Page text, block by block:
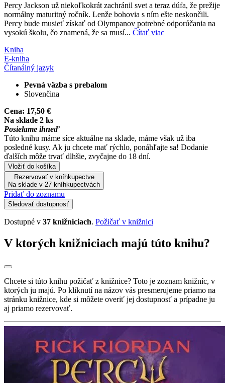
Percy Jackson už niekoľkokrát zachránil svet a teraz dúfa, že prežije
normálny maturitný ročník. Lenže bohovia s ním ešte neskončili.
Percy bude musieť získať od Olympanov potrebné odporúčania na
vysokú školu, čo znamená, že sa musí... Čítať viac
Kniha
E-kniha
Čítanáiný jazyk
Pevná väzba s prebalom
Slovenčina
Cena: 17,50 €
Na sklade 2 ks
Posielame ihneď
Túto knihu máme síce aktuálne na sklade, máme však už iba
posledné kusy. Ak ju chcete mať rýchlo, ponáhľajte sa! Dodanie
ďalších môže trvať dlhšie, zvyčajne do 18 dní.
Vložiť do košíka
Rezervovať v kníhkupectve
Na sklade v 27 kníhkupectvách
Pridať do zoznamu
Sledovať dostupnosť
Dostupné v 37 knižniciach. Požičať v knižnici
V ktorých knižniciach majú túto knihu?
Chcete si túto knihu požičať z knižnice? Toto je zoznam knižníc, v
ktorých ju majú. Po kliknutí na názov vás presmerujeme priamo na
stránku knižnice, kde si môžete overiť jej dostupnosť a prípadne ju
aj priamo rezervovať.